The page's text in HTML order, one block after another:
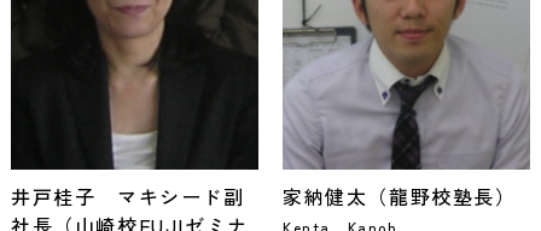
井戸桂子 マキシード副
社長（山崎校FUJIゼミナ
家納健太（龍野校塾長）
Kenta Kanoh